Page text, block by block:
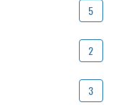
5
2
3